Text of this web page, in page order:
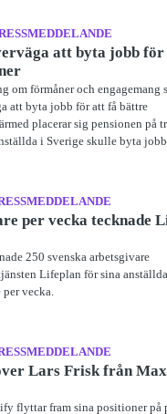
att byta jobb
om förmåner och engagemang
att byta jobb för att få bättre
placerar sig pensionen på
i Sverige skulle byta
per vecka tecknade
250 svenska arbetsgivare
Lifeplan för sina
per vecka.
Lars Frisk från Max
flyttar fram sina positioner på